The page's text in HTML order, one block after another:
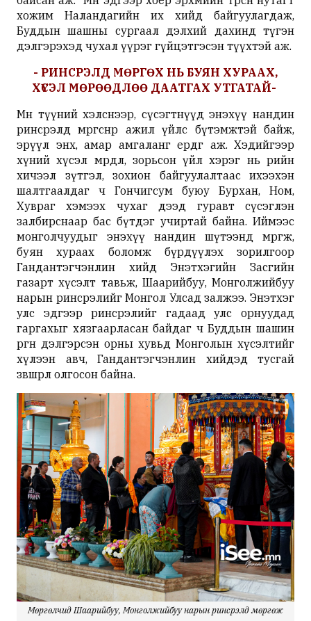
хожим Наландагийн их хийд байгуулагдаж,
Буддын шашны сургаал дэлхий дахинд түгэн
дэлгэрэхэд чухал үүрэг гүйцэтгэсэн түүхтэй аж.
- РИНСРЭЛД МӨРГӨХ НЬ БУЯН ХУРААХ,
ХҮСЭЛ МӨРӨӨДЛӨӨ ДААТГАХ УТГАТАЙ-
Мөн түүний хэлснээр, сүсэгтнүүд энэхүү нандин
ринсрэлд мөргөснөөр ажил үйлс бүтэмжтэй байж,
эрүүл энх, амар амгаланг ерөөдөг аж. Хэдийгээр
хүний хүсэл мөрөөдөл, зорьсон үйл хэрэг нь өөрийн
хичээл зүтгэл, зохион байгуулалтаас ихээхэн
шалтгаалдаг ч Гончигсум буюу Бурхан, Ном,
Хувраг хэмээх чухаг дээд гуравт сүсэглэн
залбирснаар бас бүтдэг учиртай байна. Иймээс
монголчуудыг энэхүү нандин шүтээнд мөргөж,
буян хураах боломж бүрдүүлэх зорилгоор
Гандантэгчэнлин хийд Энэтхэгийн Засгийн
газарт хүсэлт тавьж, Шаарийбуу, Монголжийбуу
нарын ринсрэлийг Монгол Улсад залжээ. Энэтхэг
улс эдгээр ринсрэлийг гадаад улс орнуудад
гаргахыг хязгаарласан байдаг ч Буддын шашин
өргөн дэлгэрсэн орны хувьд Монголын хүсэлтийг
хүлээн авч, Гандантэгчэнлин хийдэд тусгай
зөвшөөрөл олгосон байна.
Мөргөлчид Шаарийбуу, Монголжийбуу нарын ринсрэлд мөргөж